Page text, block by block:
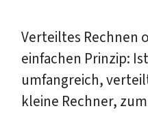
Verteiltes Rechnen
einfachen Prinzip:
umfangreich,
kleine Rechner,